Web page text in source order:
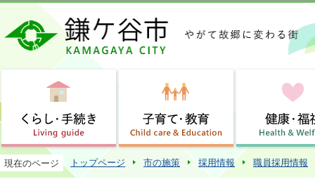
この
現在のページ トップページ 市の施策 採用情報 職員採用情報